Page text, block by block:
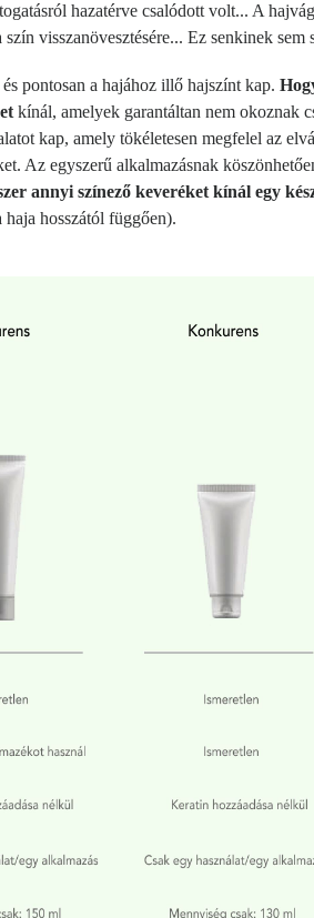
hazatérve csalódott volt... A
visszanövesztésére... Ez senkinek sem
pontosan a hajához illő hajszínt kap.
kínál, amelyek garantáltan nem okoznak
kap, amely tökéletesen megfelel az
Az egyszerű alkalmazásnak
annyi színező keveréket kínál egy
haja hosszától függően).